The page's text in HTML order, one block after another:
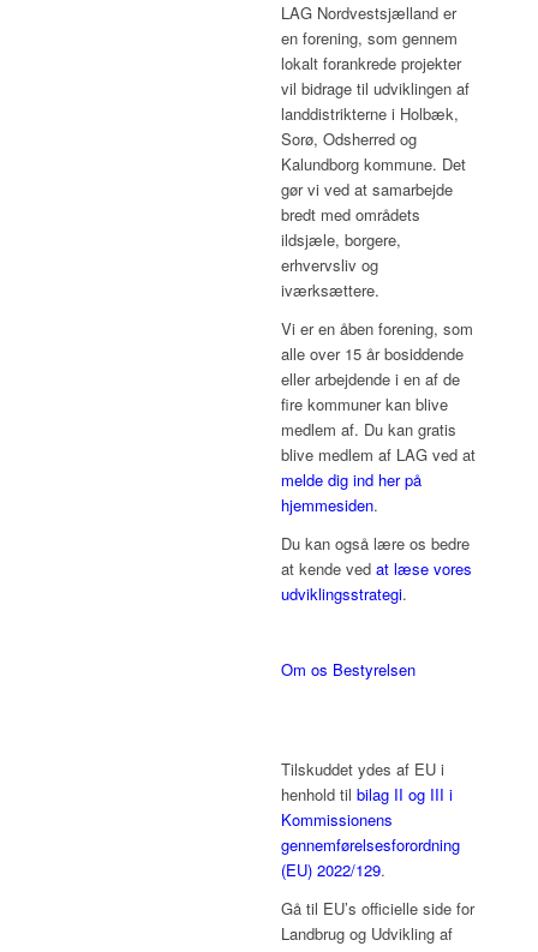
LAG Nordvestsjælland er
en forening, som gennem
lokalt forankrede projekter
vil bidrage til udviklingen af
landdistrikterne i Holbæk,
Sorø, Odsherred og
Kalundborg kommune. Det
gør vi ved at samarbejde
bredt med områdets
ildsjæle, borgere,
erhvervsliv og
iværksættere.
Vi er en åben forening, som
alle over 15 år bosiddende
eller arbejdende i en af de
fire kommuner kan blive
medlem af. Du kan gratis
blive medlem af LAG ved at
melde dig ind her på
hjemmesiden.
Du kan også lære os bedre
at kende vedat læse vores
udviklingsstrategi.
Om os Bestyrelsen
Tilskuddet ydes af EU i
henhold tilbilag II og III i
Kommissionens
gennemførelsesforordning
(EU) 2022/129.
Gå til EU’s officielle side for
Landbrug og Udvikling af